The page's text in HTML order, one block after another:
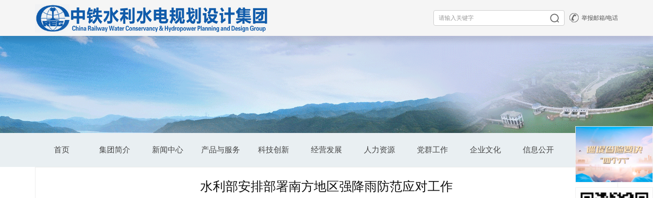
举报邮箱/电话
首页 集团简介 新闻中心 产品与服务 科技创新 经营发展 人力资源 党群工作 企业文化 信息公开 公司全景
水利部安排部署南方地区强降雨防范应对工作